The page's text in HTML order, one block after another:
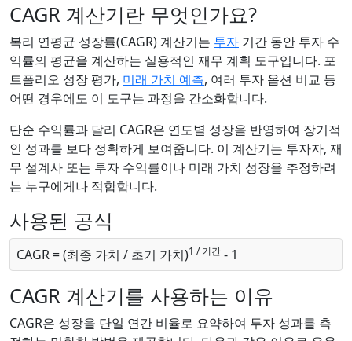
CAGR 계산기란 무엇인가요?
복리 연평균 성장률(CAGR) 계산기는 투자 기간 동안 투자 수
익률의 평균을 계산하는 실용적인 재무 계획 도구입니다. 포
트폴리오 성장 평가, 미래 가치 예측, 여러 투자 옵션 비교 등
어떤 경우에도 이 도구는 과정을 간소화합니다.
단순 수익률과 달리 CAGR은 연도별 성장을 반영하여 장기적
인 성과를 보다 정확하게 보여줍니다. 이 계산기는 투자자, 재
무 설계사 또는 투자 수익률이나 미래 가치 성장을 추정하려
는 누구에게나 적합합니다.
사용된 공식
CAGR = (최종 가치 / 초기 가치)1 / 기간 - 1
CAGR 계산기를 사용하는 이유
CAGR은 성장을 단일 연간 비율로 요약하여 투자 성과를 측